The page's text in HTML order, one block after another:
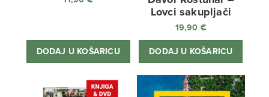
DODAJ U KOŠARICU
Lovci sakupljači
19,90 €
DODAJ U KOŠARICU